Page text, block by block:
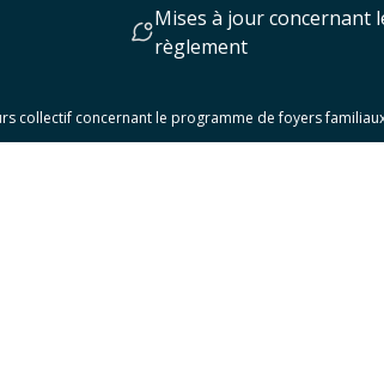
Mises à jour concernant
règlement
collectif concernant le programme de foyers